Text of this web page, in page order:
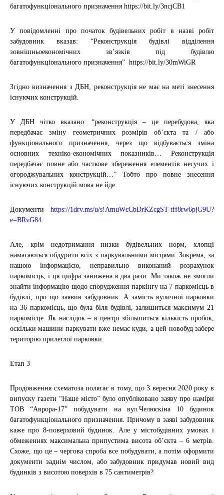
багатофункціонального призначення https://bit.ly/3ncjCB1
У повідомленні про початок будівельних робіт в назві робіт
забудовник вказав: “Реконструкція будівлі відділення
зовнішньоекономічних зв’язків під будівлю
багатофункціонального призначення” https://bit.ly/30mWiGR
Згідно визначення з ДБН, реконструкція не має на меті знесення
існуючих конструкцій.
У ДБН чітко вказано: “реконструкція – це перебудова, яка
передбачає зміну геометричних розмірів об’єкта та / або
функціонального призначення, через що відбувається зміна
основних техніко-економічних показників… Реконструкція
передбачає повне або часткове збереження елементів несучих і
огороджувальних конструкцій…” Тобто про повне знесення
існуючих конструкцій мова не йде.
Документи https://1drv.ms/u/s!AmuWcCbDrKZcgST-tff8rw6pjG9U?
e=BRvG84
Але, крім недотримання низки будівельних норм, хлопці
намагаються обдурити всіх з паркувальними місцями. Зокрема, за
нашою інформацією, неправильно виконаний розрахунок
паркомісць, і ця цифра занижена в два рази. Ми також не змогли
знайти інформацію щодо спорудження паркінгу на 7 паркомісць в
будівлі, про що заявив забудовник. А замість вуличної парковки
на 36 паркомісць, що була біля будівлі, залишиться максимум 21
паркомісце. Як наслідок – в центрі збільшиться кількість пробок,
оскільки машини паркувати вже немає куди, а цей новобуд забере
територію прилеглої парковки.
Етап 3
Продовження схематоза полягає в тому, що 3 вересня 2020 року в
випуску газети “Наше місто” було опубліковано заяву про наміри
ТОВ “Аврора-17” побудувати на вул.Челюскіна 10 будинок
багатофункціонального призначення. Причому в заяві забудовник
каже про 8-поверховий будинок. Але у містобудівних умовах і
обмеженнях максимальна припустима висота об’єкта – 6 метрів.
Схоже, що це – чергова спроба все побудувати, а потім оформити
документи заднім числом, або забудовник придумав новий вид
будинків з висотою поверхів в 75 сантиметрів?